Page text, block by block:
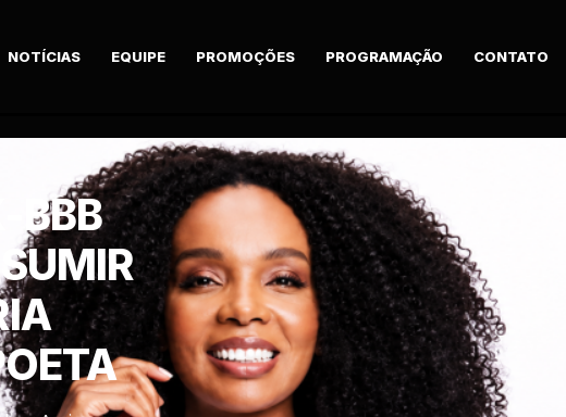
NOTÍCIAS EQUIPE PROMOÇÕES PROGRAMAÇÃO CONTATO